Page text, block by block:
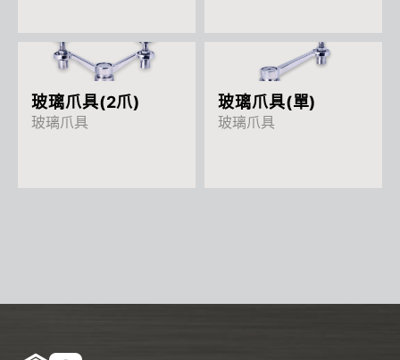
More
玻璃爪具(2爪)
玻璃爪具
More
玻璃爪具(單)
玻璃爪具